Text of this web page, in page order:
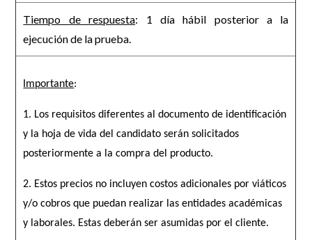
Tiempo de respuesta: 1 día hábil posterior a la
ejecución de la prueba.
Importante:
1. Los requisitos diferentes al documento de identificación
y la hoja de vida del candidato serán solicitados
posteriormente a la compra del producto.
2. Estos precios no incluyen costos adicionales por viáticos
y/o cobros que puedan realizar las entidades académicas
y laborales. Estas deberán ser asumidas por el cliente.